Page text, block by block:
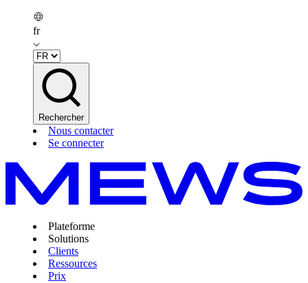
fr
Rechercher
Nous contacter
Se connecter
Plateforme
Solutions
Clients
Ressources
Prix